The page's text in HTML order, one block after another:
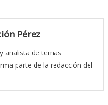
Pérez
analista de temas
parte de la redacción del